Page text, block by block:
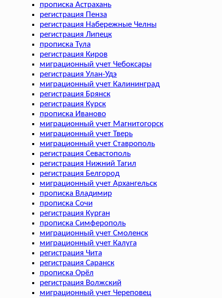
прописка Астрахань
регистрация Пенза
регистрация Набережные Челны
регистрация Липецк
прописка Тула
регистрация Киров
миграционный учет Чебоксары
регистрация Улан-Удэ
миграционный учет Калининград
регистрация Брянск
регистрация Курск
прописка Иваново
миграционный учет Магнитогорск
миграционный учет Тверь
миграционный учет Ставрополь
регистрация Севастополь
регистрация Нижний Тагил
регистрация Белгород
миграционный учет Архангельск
прописка Владимир
прописка Сочи
регистрация Курган
прописка Симферополь
миграционный учет Смоленск
миграционный учет Калуга
регистрация Чита
регистрация Саранск
прописка Орёл
регистрация Волжский
миграционный учет Череповец